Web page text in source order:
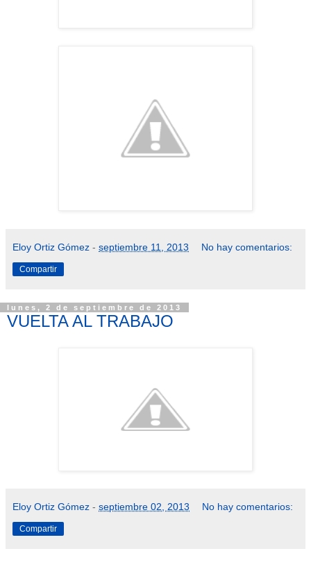
Eloy Ortiz Gómez - septiembre 11, 2013 No hay comentarios:
Compartir
lunes, 2 de septiembre de 2013
VUELTA AL TRABAJO
Eloy Ortiz Gómez - septiembre 02, 2013 No hay comentarios:
Compartir